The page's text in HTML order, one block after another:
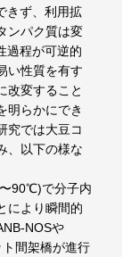
きず、利用拡
ンパク質は変
過程が可逆的
い性質を有す
改変すること
明らかにでき
究では大豆コ
、以下の様な
90℃)で分子内
により瞬間的
NOSや
間架橋が進行